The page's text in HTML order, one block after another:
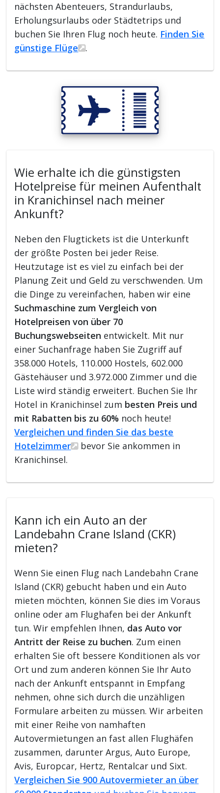
nächsten Abenteuers, Strandurlaubs,
Erholungsurlaubs oder Städtetrips und
buchen Sie Ihren Flug noch heute. Finden Sie
günstige Flüge
.
Wie erhalte ich die günstigsten
Hotelpreise für meinen Aufenthalt
in Kranichinsel nach meiner
Ankunft?
Neben den Flugtickets ist die Unterkunft
der größte Posten bei jeder Reise.
Heutzutage ist es viel zu einfach bei der
Planung Zeit und Geld zu verschwenden. Um
die Dinge zu vereinfachen, haben wir eine
Suchmaschine zum Vergleich von
Hotelpreisen von über 70
Buchungswebseiten entwickelt. Mit nur
einer Suchanfrage haben Sie Zugriff auf
358.000 Hotels, 110.000 Hostels, 602.000
Gästehäuser und 3.972.000 Zimmer und die
Liste wird ständig erweitert. Buchen Sie Ihr
Hotel in Kranichinsel zum besten Preis und
mit Rabatten bis zu 60% noch heute!
Vergleichen und finden Sie das beste
Hotelzimmer
bevor Sie ankommen in
Kranichinsel.
Kann ich ein Auto an der
Landebahn Crane Island (CKR)
mieten?
Wenn Sie einen Flug nach Landebahn Crane
Island (CKR) gebucht haben und ein Auto
mieten möchten, können Sie dies im Voraus
online oder am Flughafen bei der Ankunft
tun. Wir empfehlen Ihnen, das Auto vor
Antritt der Reise zu buchen. Zum einen
erhalten Sie oft bessere Konditionen als vor
Ort und zum anderen können Sie Ihr Auto
nach der Ankunft entspannt in Empfang
nehmen, ohne sich durch die unzähligen
Formulare arbeiten zu müssen. Wir arbeiten
mit einer Reihe von namhaften
Autovermietungen an fast allen Flughäfen
zusammen, darunter Argus, Auto Europe,
Avis, Europcar, Hertz, Rentalcar und Sixt.
Vergleichen Sie 900 Autovermieter an über